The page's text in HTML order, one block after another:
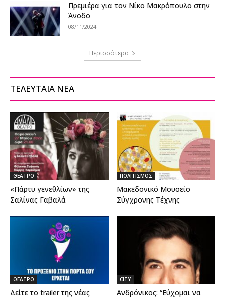
Πρεμιέρα για τον Νίκο Μακρόπουλο στην
Άνοδο
08/11/2024
Περισσότερα
ΤΕΛΕΥΤΑΙΑ ΝΕΑ
ΘΕΑΤΡΟ
«Πάρτυ γενεθλίων» της
Σαλίνας Γαβαλά
ΠΟΛΙΤΙΣΜΟΣ
Μακεδονικό Μουσείο
Σύγχρονης Τέχνης
ΘΕΑΤΡΟ
Δείτε το trailer της νέας
CITY
Ανδρόνικος: “Εύχομαι να